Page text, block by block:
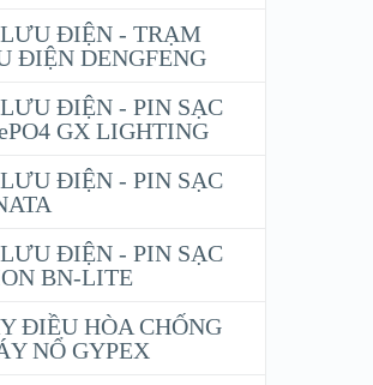
ĐIỆN - TRẠM
ĐIỆN DENGFENG
ĐIỆN - PIN SẠC
GX LIGHTING
ĐIỆN - PIN SẠC
ĐIỆN - PIN SẠC
BN-LITE
ĐIỀU HÒA CHỐNG
NỔ GYPEX